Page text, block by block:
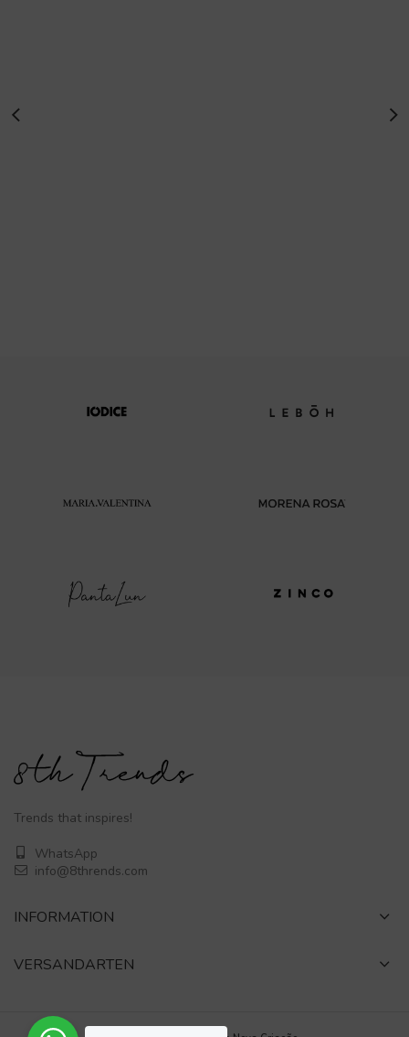
Trends that inspires!
WhatsApp
info@8thrends.com
INFORMATION
VERSANDARTEN